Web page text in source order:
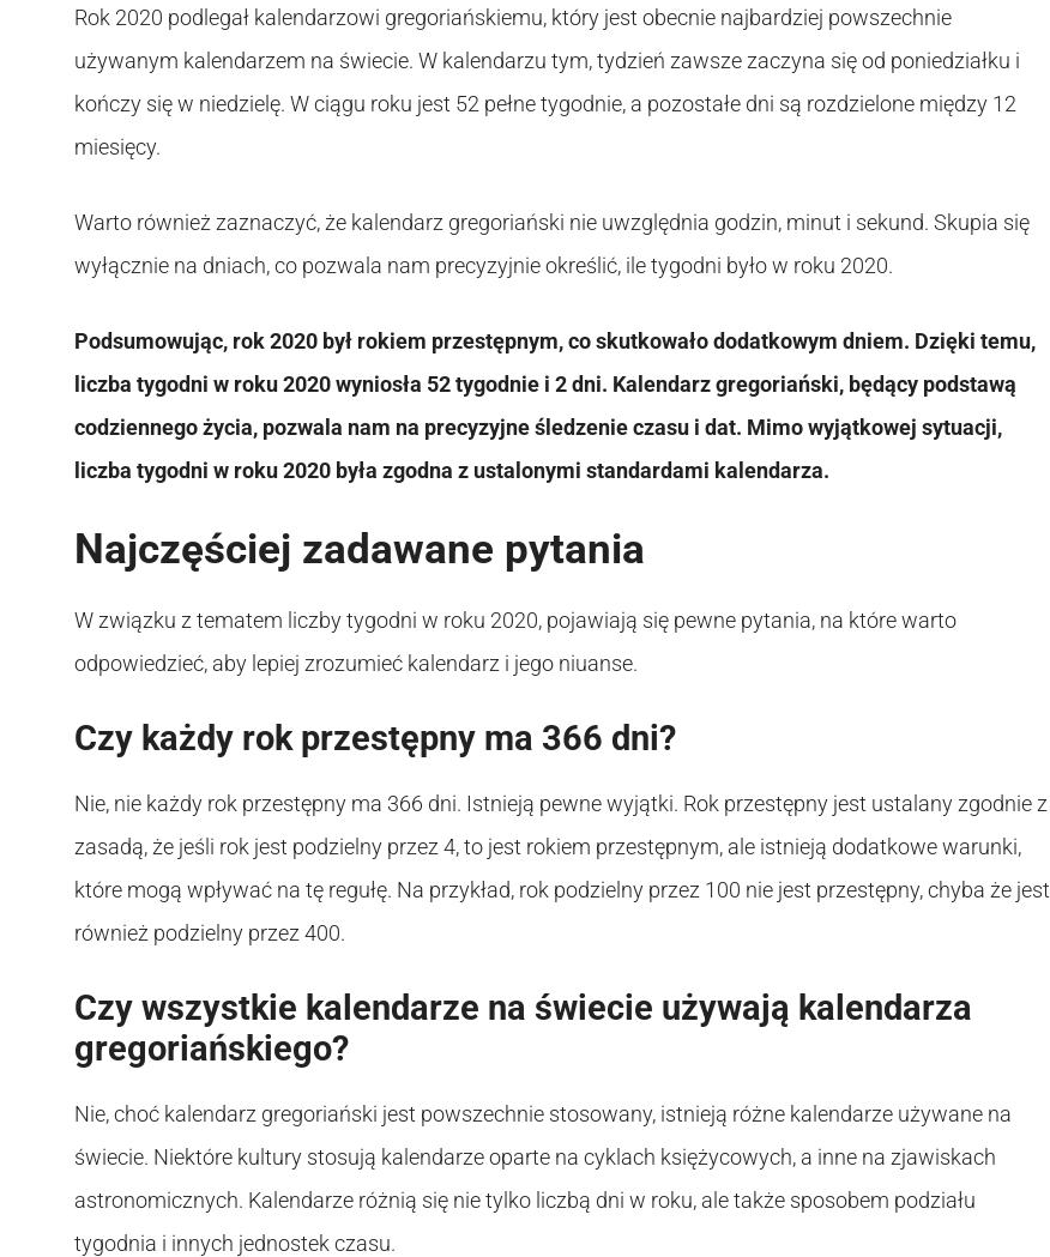
Rok 2020 podlegał kalendarzowi gregoriańskiemu, który jest obecnie najbardziej powszechnie
używanym kalendarzem na świecie. W kalendarzu tym, tydzień zawsze zaczyna się od poniedziałku i
kończy się w niedzielę. W ciągu roku jest 52 pełne tygodnie, a pozostałe dni są rozdzielone między 12
miesięcy.
Warto również zaznaczyć, że kalendarz gregoriański nie uwzględnia godzin, minut i sekund. Skupia się
wyłącznie na dniach, co pozwala nam precyzyjnie określić, ile tygodni było w roku 2020.
Podsumowując, rok 2020 był rokiem przestępnym, co skutkowało dodatkowym dniem. Dzięki temu,
liczba tygodni w roku 2020 wyniosła 52 tygodnie i 2 dni. Kalendarz gregoriański, będący podstawą
codziennego życia, pozwala nam na precyzyjne śledzenie czasu i dat. Mimo wyjątkowej sytuacji,
liczba tygodni w roku 2020 była zgodna z ustalonymi standardami kalendarza.
Najczęściej zadawane pytania
W związku z tematem liczby tygodni w roku 2020, pojawiają się pewne pytania, na które warto
odpowiedzieć, aby lepiej zrozumieć kalendarz i jego niuanse.
Czy każdy rok przestępny ma 366 dni?
Nie, nie każdy rok przestępny ma 366 dni. Istnieją pewne wyjątki. Rok przestępny jest ustalany zgodnie z
zasadą, że jeśli rok jest podzielny przez 4, to jest rokiem przestępnym, ale istnieją dodatkowe warunki,
które mogą wpływać na tę regułę. Na przykład, rok podzielny przez 100 nie jest przestępny, chyba że jest
również podzielny przez 400.
Czy wszystkie kalendarze na świecie używają kalendarza
gregoriańskiego?
Nie, choć kalendarz gregoriański jest powszechnie stosowany, istnieją różne kalendarze używane na
świecie. Niektóre kultury stosują kalendarze oparte na cyklach księżycowych, a inne na zjawiskach
astronomicznych. Kalendarze różnią się nie tylko liczbą dni w roku, ale także sposobem podziału
tygodnia i innych jednostek czasu.